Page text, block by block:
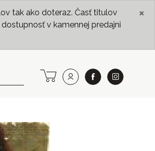
tak ako doteraz. Časť titulov
v kamennej predajni
×